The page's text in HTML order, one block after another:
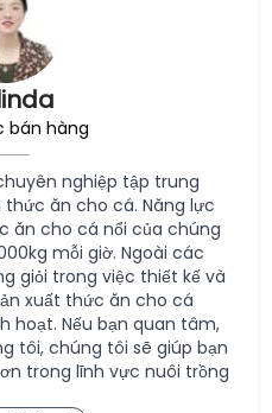
bán hàng
nghiệp tập trung
ăn cho cá. Năng lực
ăn cho cá nổi của chúng
mỗi giờ. Ngoài các
giỏi trong việc thiết kế và
xuất thức ăn cho cá
hoạt. Nếu bạn quan tâm,
tôi, chúng tôi sẽ giúp bạn
trong lĩnh vực nuôi trồng